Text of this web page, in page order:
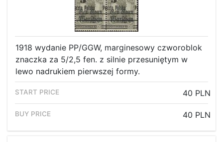
1918 wydanie PP/GGW, marginesowy czworoblok
znaczka za 5/2,5 fen. z silnie przesuniętym w
lewo nadrukiem pierwszej formy.
40 PLN
40 PLN